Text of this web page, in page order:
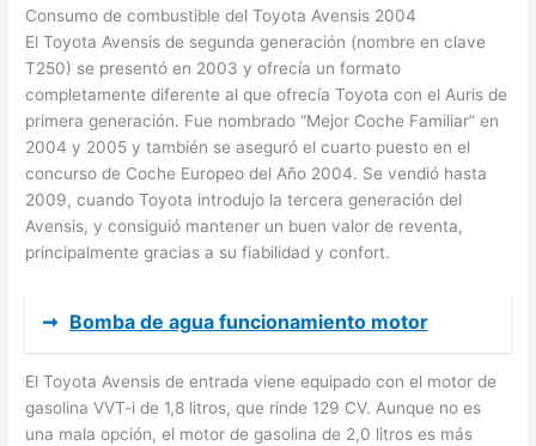
Consumo de combustible del Toyota Avensis 2004
El Toyota Avensis de segunda generación (nombre en clave
T250) se presentó en 2003 y ofrecía un formato
completamente diferente al que ofrecía Toyota con el Auris de
primera generación. Fue nombrado “Mejor Coche Familiar” en
2004 y 2005 y también se aseguró el cuarto puesto en el
concurso de Coche Europeo del Año 2004. Se vendió hasta
2009, cuando Toyota introdujo la tercera generación del
Avensis, y consiguió mantener un buen valor de reventa,
principalmente gracias a su fiabilidad y confort.
➞ Bomba de agua funcionamiento motor
El Toyota Avensis de entrada viene equipado con el motor de
gasolina VVT-i de 1,8 litros, que rinde 129 CV. Aunque no es
una mala opción, el motor de gasolina de 2,0 litros es más